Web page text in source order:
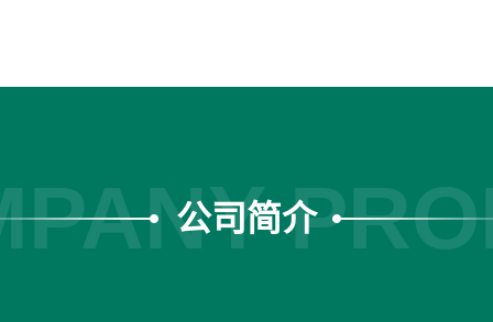
公司简介